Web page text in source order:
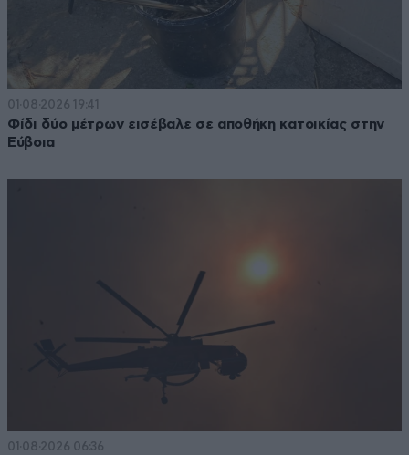
01·08·2026 19:41
Φίδι δύο μέτρων εισέβαλε σε αποθήκη κατοικίας στην
Εύβοια
01·08·2026 06:36